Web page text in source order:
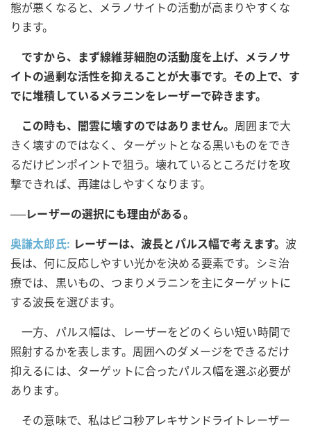
態が悪くなると、メラノサイトの活動が高まりやすくな
ります。
ですから、まず線維芽細胞の活動度を上げ、メラノサ
イトの過剰な活性を抑えることが大事です。その上で、す
でに堆積しているメラニンをレーザーで砕きます。
この時も、闇雲に壊すのではありません。 周囲まで大
きく壊すのではなく、ターゲットとなる黒いものをでき
るだけピンポイントで狙う。壊れているところだけを攻
撃できれば、再建はしやすくなります。
──レーザーの選択にも理由がある。
奥謙太郎氏: レーザーは、波長とパルス幅で考えます。波
長は、何に反応しやすい光かを決める要素です。シミ治
療では、黒いもの、つまりメラニンを主にターゲットに
する波長を選びます。
一方、パルス幅は、レーザーをどのくらい短い時間で
照射するかを表します。周囲へのダメージをできるだけ
抑えるには、ターゲットに合ったパルス幅を選ぶ必要が
あります。
その意味で、私はピコ秒アレキサンドライトレーザー